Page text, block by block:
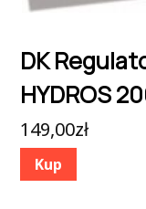
DK
HYDROS
149,00zł
Kup